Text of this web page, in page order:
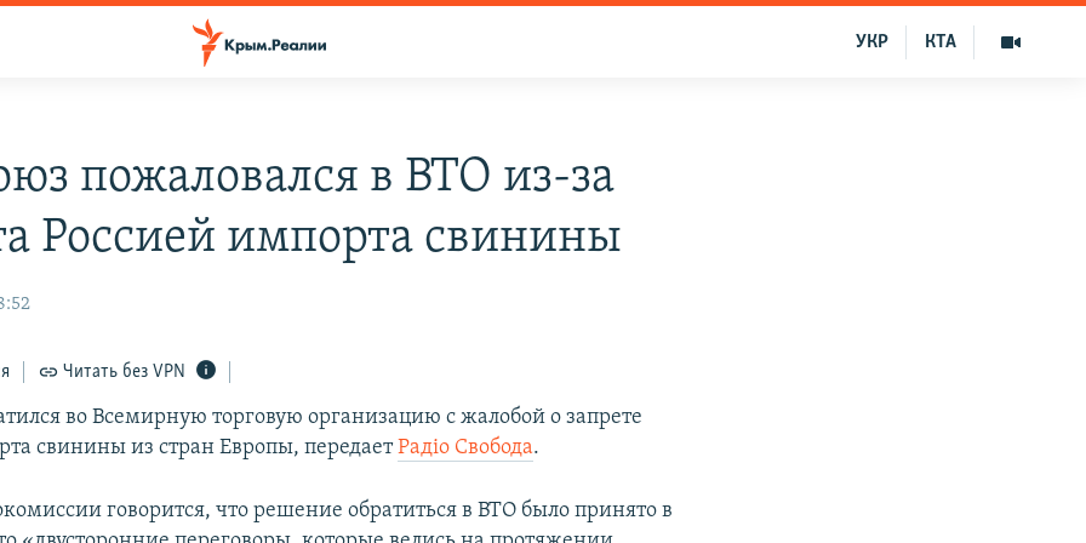
КТА
УКР
пожаловался в ВТО из-за
Россией импорта свинины
Читать без VPN
во Всемирную торговую организацию с жалобой о запрете
свинины из стран Европы, передаетРадiо Свобода.
говорится, что решение обратиться в ВТО было принято в